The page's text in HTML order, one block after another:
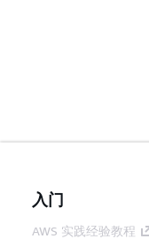
入门
AWS 实践经验教程